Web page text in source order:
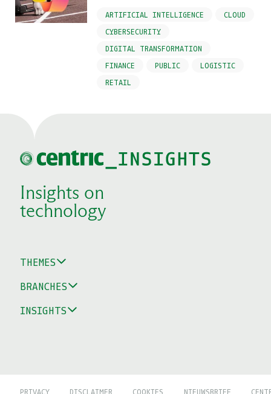
ARTIFICIAL INTELLIGENCE
CLOUD
CYBERSECURITY
DIGITAL TRANSFORMATION
FINANCE
PUBLIC
LOGISTIC
RETAIL
Insights on
technology
THEMES
BRANCHES
INSIGHTS
PRIVACY DISCLAIMER COOKIES NIEUWSBRIEF